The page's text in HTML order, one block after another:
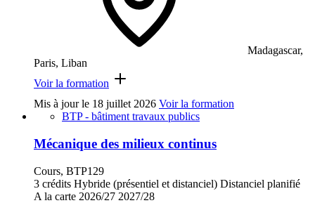
Madagascar,
Paris, Liban
Voir la formation
Mis à jour le 18 juillet 2026 Voir la formation
BTP - bâtiment travaux publics
Mécanique des milieux continus
Cours, BTP129
3 crédits Hybride (présentiel et distanciel) Distanciel planifié
A la carte 2026/27 2027/28